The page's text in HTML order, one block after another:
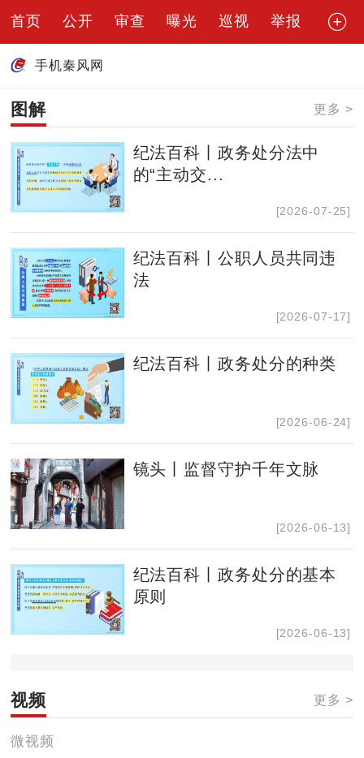
首页 公开 审查 曝光 巡视 举报
手机秦风网
图解 更多 >
纪法百科丨政务处分法中
的“主动交...
[2026-07-25]
纪法百科丨公职人员共同违
法
[2026-07-17]
纪法百科丨政务处分的种类
[2026-06-24]
镜头丨监督守护千年文脉
[2026-06-13]
纪法百科丨政务处分的基本
原则
[2026-06-13]
视频 更多 >
微视频